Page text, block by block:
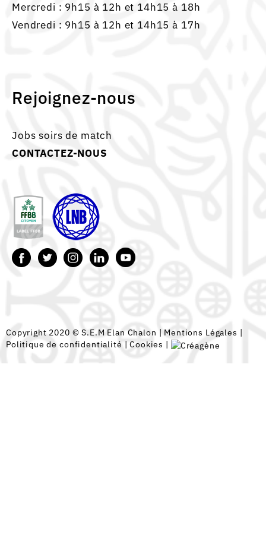
Mercredi : 9h15 à 12h et 14h15 à 18h
Vendredi : 9h15 à 12h et 14h15 à 17h
Rejoignez-nous
Jobs soirs de match
CONTACTEZ-NOUS
Copyright 2020 © S.E.M Elan Chalon | Mentions Légales |
Politique de confidentialité |Cookies |